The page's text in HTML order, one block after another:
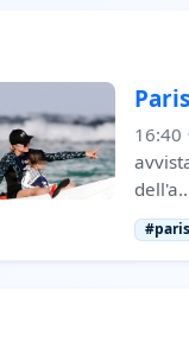
16:40 ·